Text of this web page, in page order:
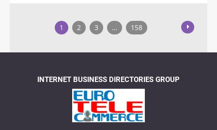
1 2 3 … 158
INTERNET BUSINESS DIRECTORIES GROUP